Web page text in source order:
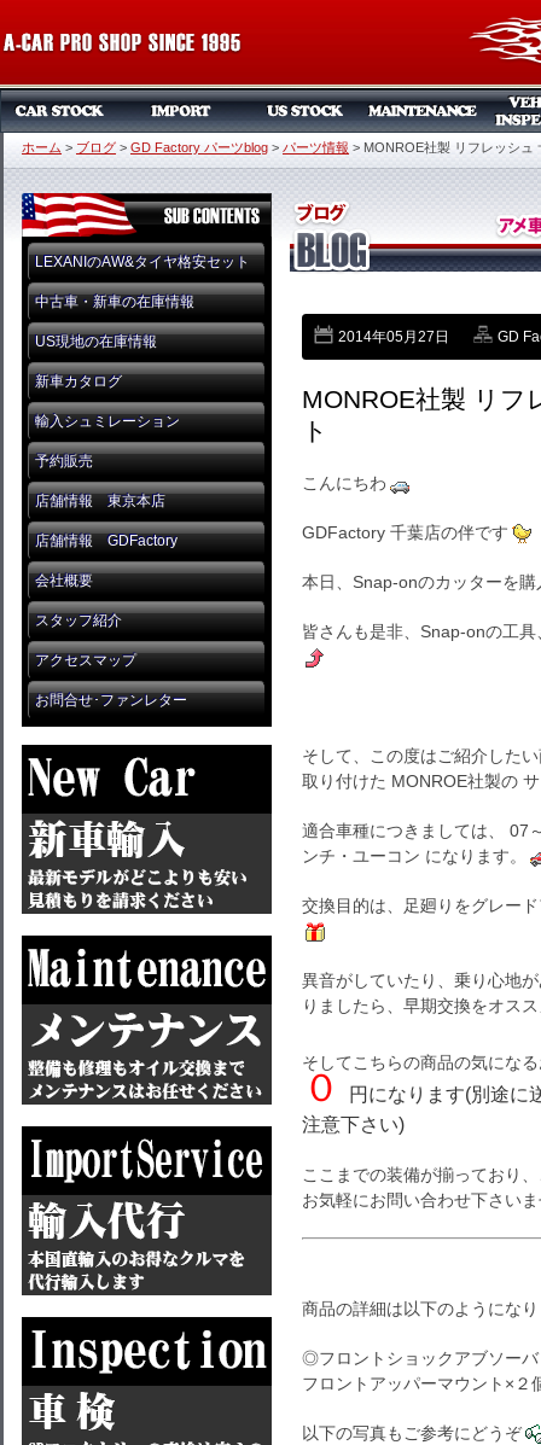
ホーム > ブログ > GD Factory パーツblog > パーツ情報 > MONROE社製 リフレッシュ
LEXANIのAW&タイヤ格安セット
中古車・新車の在庫情報
US現地の在庫情報
新車カタログ
輸入シュミレーション
予約販売
店舗情報 東京本店
店舗情報 GDFactory
会社概要
スタッフ紹介
アクセスマップ
お問合せ･ファンレター
2014年05月27日 GD
MONROE社製 リ
ト
こんにちわ
GDFactory 千葉店の伴です
本日、Snap-onのカッターを
皆さんも是非、Snap-onの工
そして、この度はご紹介した
取り付けた MONROE社製の
適合車種につきましては、 07
ンチ・ユーコン になります。
交換目的は、足廻りをグレー
異音がしていたり、乗り心地
りましたら、早期交換をオス
そしてこちらの商品の気にな
０
円になります(別途に
注意下さい)
ここまでの装備が揃っており
お気軽にお問い合わせ下さい
商品の詳細は以下のようにな
◎フロントショックアブソー
フロントアッパーマウント×２
以下の写真もご参考にどうぞ